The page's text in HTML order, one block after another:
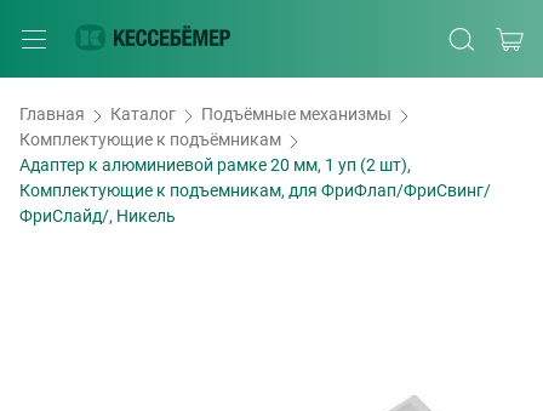
Главная Каталог
Подъёмные механизмы
Комплектующие к подъёмникам
Адаптер к алюминиевой рамке 20 мм, 1 уп (2 шт),
Комплектующие к подъемникам, для ФриФлап/ФриСвинг/
ФриСлайд/, Никель